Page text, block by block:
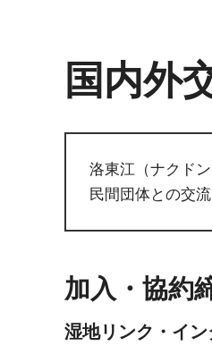
国内外
洛東江（ナクド
民間団体との交
加入・協約
湿地リンク・イ